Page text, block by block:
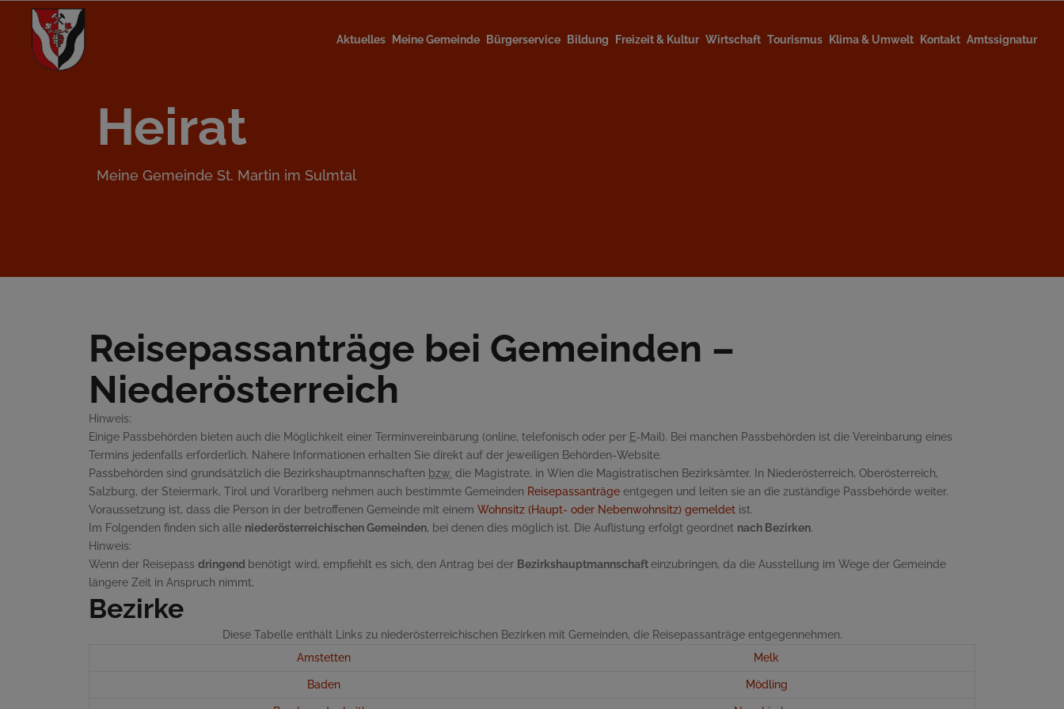
Aktuelles Meine Gemeinde Bürgerservice Bildung Freizeit & Kultur Wirtschaft Tourismus Klima & Umwelt Kontakt Amtssignatur
Heirat
Meine Gemeinde St. Martin im Sulmtal
Reisepassanträge bei Gemeinden –
Niederösterreich
Hinweis:
Einige Passbehörden bieten auch die Möglichkeit einer Terminvereinbarung (online, telefonisch oder per E-Mail). Bei manchen Passbehörden ist die Vereinbarung eines
Termins jedenfalls erforderlich. Nähere Informationen erhalten Sie direkt auf der jeweiligen Behörden-Website.
Passbehörden sind grundsätzlich die Bezirkshauptmannschaften bzw. die Magistrate, in Wien die Magistratischen Bezirksämter. In Niederösterreich, Oberösterreich,
Salzburg, der Steiermark, Tirol und Vorarlberg nehmen auch bestimmte Gemeinden Reisepassanträge entgegen und leiten sie an die zuständige Passbehörde weiter.
Voraussetzung ist, dass die Person in der betroffenen Gemeinde mit einem Wohnsitz (Haupt- oder Nebenwohnsitz) gemeldet ist.
Im Folgenden finden sich alle niederösterreichischen Gemeinden, bei denen dies möglich ist. Die Auflistung erfolgt geordnet nach Bezirken.
Hinweis:
Wenn der Reisepass dringend benötigt wird, empfiehlt es sich, den Antrag bei der Bezirkshauptmannschafteinzubringen, da die Ausstellung im Wege der Gemeinde
längere Zeit in Anspruch nimmt.
Bezirke
Diese Tabelle enthält Links zu niederösterreichischen Bezirken mit Gemeinden, die Reisepassanträge entgegennehmen.
Amstetten
Melk
Baden Mödling